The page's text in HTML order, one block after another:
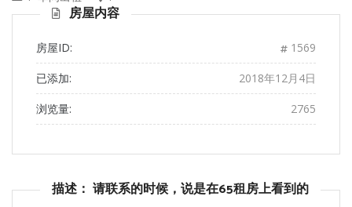
房屋内容
房屋ID: 1569
已添加: 2018年12月4日
浏览量: 2765
描述： 请联系的时候，说是在65租房上看到的